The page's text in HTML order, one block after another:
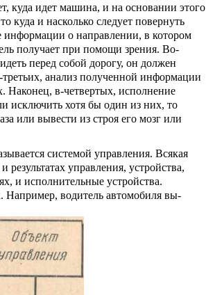
куда идет машина, и на основании этого
и насколько следует повер­нуть
информации о направ­лении, в котором
по­лучает при помощи зрения. Во-
перед собой дорогу, он должен
анализ полученной информа­ции
Наконец, в-четвер­тых, исполнение
исключить хотя бы один из них, то
или вывести из строя его мозг или
системой уп­равления. Всякая
управления, устройства,
и исполнительные устройства.
Например, водитель автомобиля вы­